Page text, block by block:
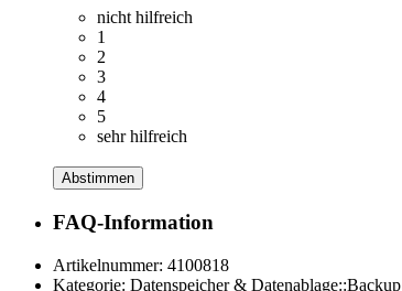
nicht hilfreich
1
2
3
4
5
sehr hilfreich
Abstimmen
FAQ-Information
Artikelnummer: 4100818
Kategorie: Datenspeicher & Datenablage::Backup